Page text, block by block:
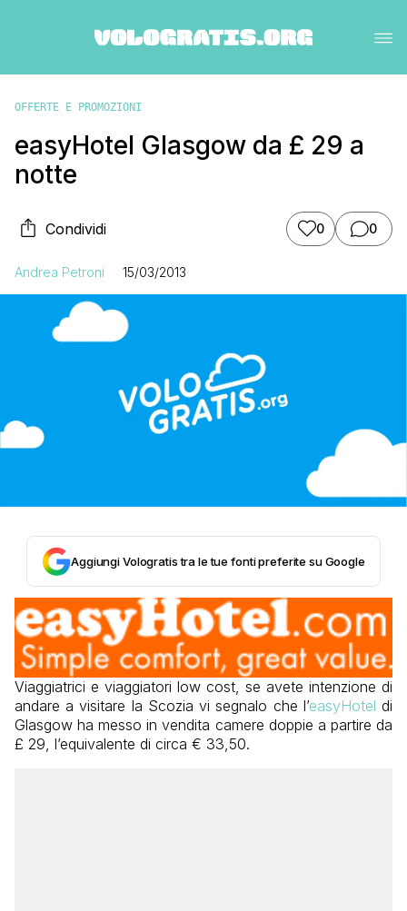
OFFERTE E PROMOZIONI
easyHotel Glasgow da £ 29 a
notte
Condividi 0 0
Andrea Petroni 15/03/2013
Aggiungi Vologratis tra le tue fonti preferite su Google
Viaggiatrici e viaggiatori low cost, se avete intenzione di
andare a visitare la Scozia vi segnalo che l’easyHotel di
Glasgow ha messo in vendita camere doppie a partire da
£ 29, l’equivalente di circa € 33,50.